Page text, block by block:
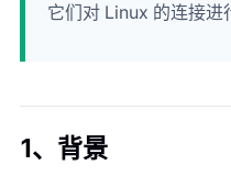
它们对 Linux 的连接进
1、背景